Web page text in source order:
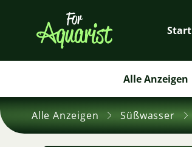
Start
Alle Anzeigen
Alle Anzeigen Süßwasser